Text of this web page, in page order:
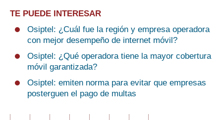
TE PUEDE INTERESAR
Osiptel: ¿Cuál fue la región y empresa operadora
con mejor desempeño de internet móvil?
Osiptel: ¿Qué operadora tiene la mayor cobertura
móvil garantizada?
Osiptel: emiten norma para evitar que empresas
posterguen el pago de multas